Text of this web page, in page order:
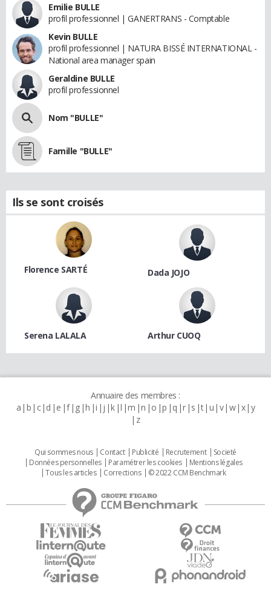
Emilie BULLE
profil professionnel | GANERTRANS - Comptable
Kevin BULLE
profil professionnel | NATURA BISSÉ INTERNATIONAL -
National area manager spain
Geraldine BULLE
profil professionnel
Nom "BULLE"
Famille "BULLE"
Ils se sont croisés
Florence SARTÉ Dada JOJO
Serena LALALA Arthur CUOQ
Annuaire des membres :
a b c d e f g h i j k l m n o p q r s t u v w x y
z
Qui sommes nous Contact Publicité Recrutement
Societé
Données personnelles
Paramétrer les cookies
Mentions légales
Tous les articles
Corrections © 2022 CCM Benchmark